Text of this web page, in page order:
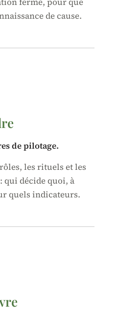
de cause.
de pilotage.
les rituels et les
qui décide quoi, à
quels indicateurs.